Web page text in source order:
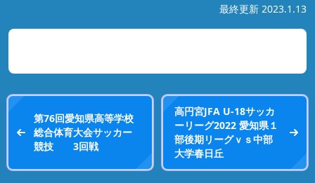
最終更新 2023.1.13
第76回愛知県高等学校
総合体育大会サッカー
競技 3回戦
高円宮JFA U‐18サッカ
ーリーグ2022 愛知県１
部後期リーグｖｓ中部
大学春日丘